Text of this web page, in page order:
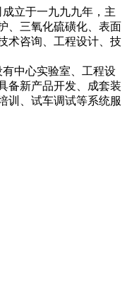
立于一九九九年，主
、三氧化硫磺化、表面
术咨询、工程设计、技
中心实验室、工程设
备新产品开发、成套装
训、试车调试等系统服